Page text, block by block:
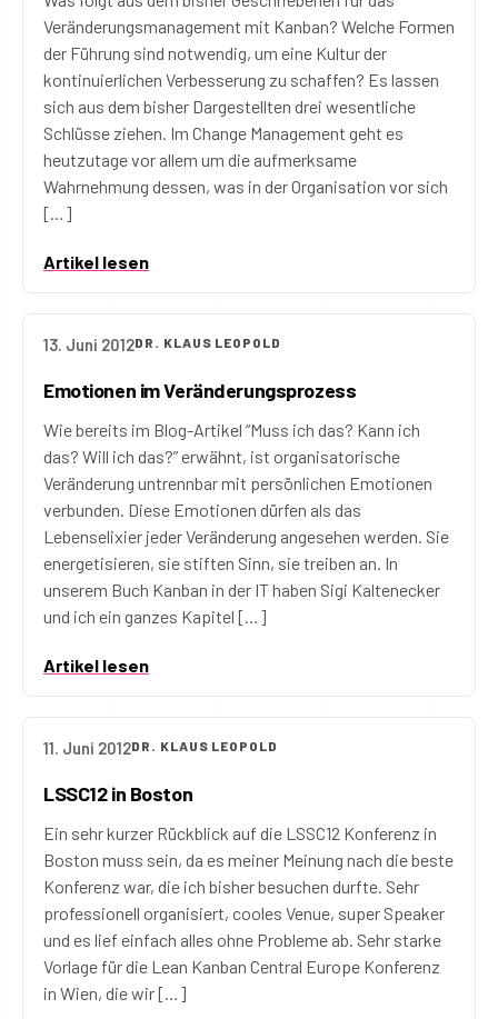
Veränderungsmanagement mit Kanban? Welche Formen
der Führung sind notwendig, um eine Kultur der
kontinuierlichen Verbesserung zu schaffen? Es lassen
sich aus dem bisher Dargestellten drei wesentliche
Schlüsse ziehen. Im Change Management geht es
heutzutage vor allem um die aufmerksame
Wahrnehmung dessen, was in der Organisation vor sich
[…]
Artikel lesen
13. Juni 2012DR. KLAUS LEOPOLD
Emotionen im Veränderungsprozess
Wie bereits im Blog-Artikel “Muss ich das? Kann ich
das? Will ich das?” erwähnt, ist organisatorische
Veränderung untrennbar mit persönlichen Emotionen
verbunden. Diese Emotionen dürfen als das
Lebenselixier jeder Veränderung angesehen werden. Sie
energetisieren, sie stiften Sinn, sie treiben an. In
unserem Buch Kanban in der IT haben Sigi Kaltenecker
und ich ein ganzes Kapitel […]
Artikel lesen
11. Juni 2012DR. KLAUS LEOPOLD
LSSC12 in Boston
Ein sehr kurzer Rückblick auf die LSSC12 Konferenz in
Boston muss sein, da es meiner Meinung nach die beste
Konferenz war, die ich bisher besuchen durfte. Sehr
professionell organisiert, cooles Venue, super Speaker
und es lief einfach alles ohne Probleme ab. Sehr starke
Vorlage für die Lean Kanban Central Europe Konferenz
in Wien, die wir […]